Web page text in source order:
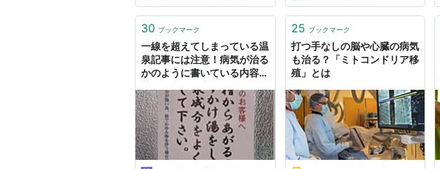
30 ブックマーク
一線を超えてしまっている温
泉記事には注意！病気が治る
かのように書いている内容の
す。別館
25 ブックマーク
打つ手なしの脳や心臓の病気
も治る？「ミトコンドリア移
殖」とは